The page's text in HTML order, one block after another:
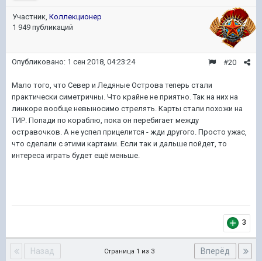
Участник, Коллекционер
1 949 публикаций
#20
Опубликовано: 1 сен 2018, 04:23:24
Мало того, что Север и Ледяные Острова теперь стали
практически симетричны. Что крайне не приятно. Так на них на
линкоре вообще невыносимо стрелять. Карты стали похожи на
ТИР. Попади по кораблю, пока он перебигает между
остравочков. А не успел прицелится - жди другого. Просто ужас,
что сделали с этими картами. Если так и дальше пойдет, то
интереса играть будет ещё меньше.
3
Назад Вперёд
Страница 1 из 3